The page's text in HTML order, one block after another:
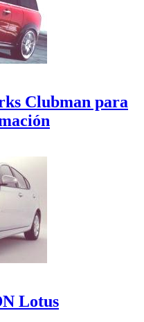
Clubman para
Lotus